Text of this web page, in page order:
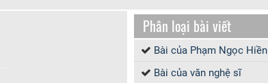
Phân loại bài viết
Bài của Phạm Ngọc Hiền
Bài của văn nghệ sĩ